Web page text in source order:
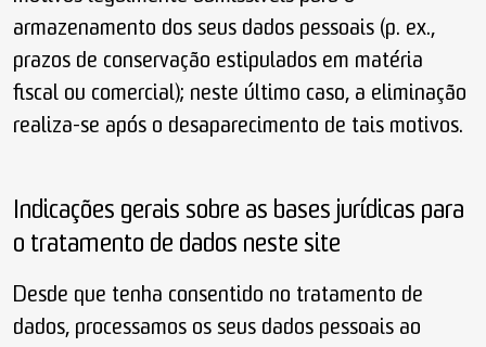
armazenamento dos seus dados pessoais (p. ex.,
prazos de conservação estipulados em matéria
fiscal ou comercial); neste último caso, a eliminação
realiza-se após o desaparecimento de tais motivos.
Indicações gerais sobre as bases jurídicas para
o tratamento de dados neste site
Desde que tenha consentido no tratamento de
dados, processamos os seus dados pessoais ao